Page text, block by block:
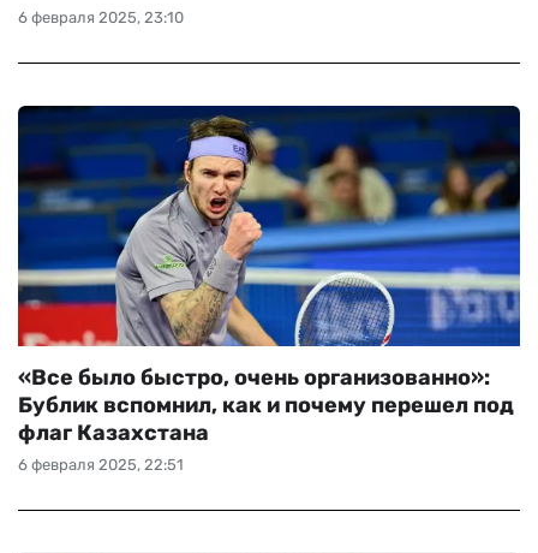
6 февраля 2025, 23:10
6 февраля 2025, 22:51
«Все было быстро, очень организованно»:
Бублик вспомнил, как и почему перешел под
флаг Казахстана